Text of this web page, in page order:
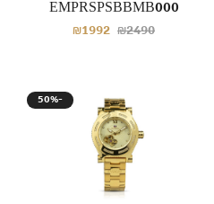
EMPRSPSBBMB000
₪1992 ₪2490
50%-